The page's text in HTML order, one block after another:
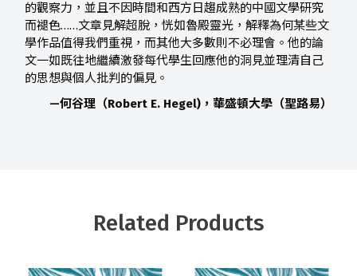
的觀察力，並且不因時間和西方日趨成熟的中國文學研究
而褪色……文章見解超脫，恍如魯殿靈光，解釋為何某些文
學作品值得我們重視，而其他大多數則不必理會。他的論
文一如既往地繼續激發每代學生回應他的洞見並理清自己
的思想與個人批判的偏見。
—何谷理 （Robert E. Hegel) ，華盛頓大學（聖路易）
Related Products